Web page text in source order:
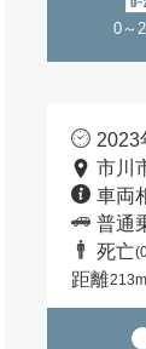
0～
2023
市川
車両
普通
死亡
距離213m